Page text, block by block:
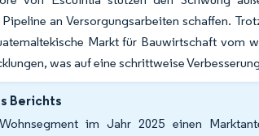
an Versorgungsarbeiten schaffen.
Markt für Bauwirtschaft vom
was auf eine schrittweise
Berichts
im Jahr 2025 einen